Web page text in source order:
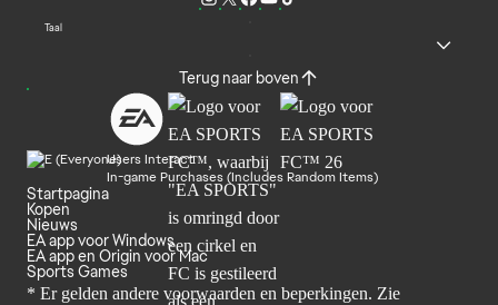
Taal
Terug naar boven
Users Interact
In-game Purchases (Includes Random Items)
Startpagina
Kopen
Nieuws
EA app voor Windows
EA app en Origin voor Mac
Sports Games
* Er gelden andere voorwaarden en beperkingen. Zie